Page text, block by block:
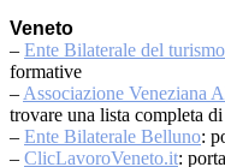
Veneto
– Ente Bilaterale del
formative
– Associazione Veneziana
trovare una lista completa
– Ente Bilaterale Belluno:
– ClicLavoroVeneto.it: